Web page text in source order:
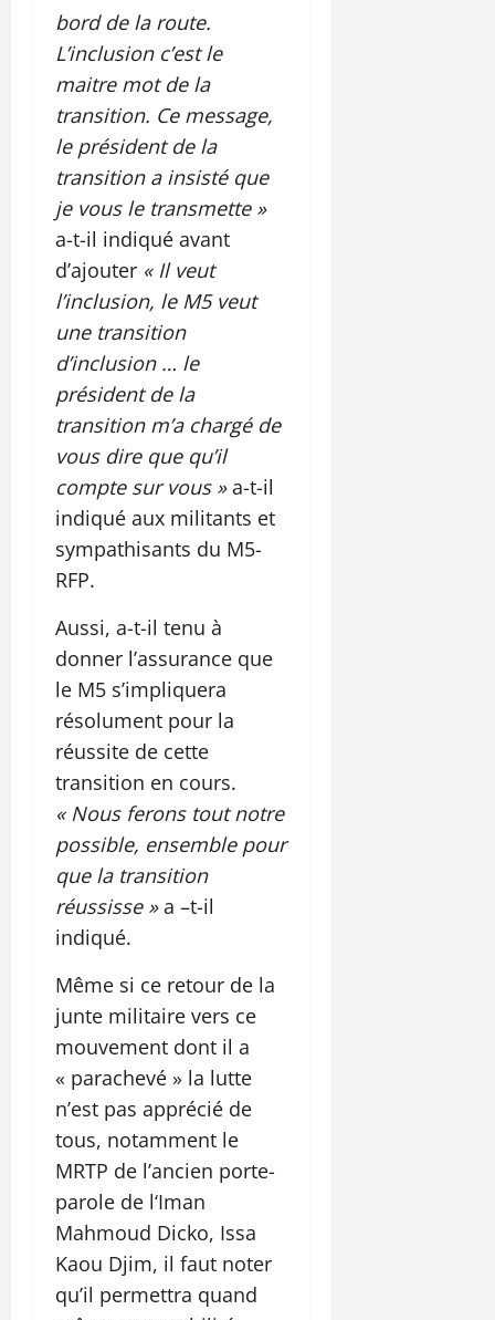
bord de la route.
L’inclusion c’est le
maitre mot de la
transition. Ce message,
le président de la
transition a insisté que
je vous le transmette »
a-t-il indiqué avant
d’ajouter « Il veut
l’inclusion, le M5 veut
une transition
d’inclusion … le
président de la
transition m’a chargé de
vous dire que qu’il
compte sur vous »a-t-il
indiqué aux militants et
sympathisants du M5-
RFP.
Aussi, a-t-il tenu à
donner l’assurance que
le M5 s’impliquera
résolument pour la
réussite de cette
transition en cours.
« Nous ferons tout notre
possible, ensemble pour
que la transition
réussisse »a –t-il
indiqué.
Même si ce retour de la
junte militaire vers ce
mouvement dont il a
« parachevé » la lutte
n’est pas apprécié de
tous, notamment le
MRTP de l’ancien porte-
parole de l‘Iman
Mahmoud Dicko, Issa
Kaou Djim, il faut noter
qu’il permettra quand